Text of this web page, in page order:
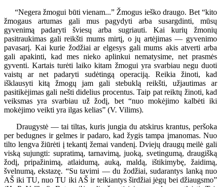
“Negera žmogui būti vienam...” Žmogus ieško draugo. Bet “kito
žmogaus artumas gali mus pagydyti arba susargdinti, mūsų
gyvenimą padaryti šviesų arba sugriauti. Kai kurių žmonių
pasitraukimas gali reikšti mums mirtį, o jų artėjimas — gyvenimo
pavasarį. Kai kurie žodžiai ar elgesys gali mums akis atverti arba
gali apakinti, kad mes nieko aplinkui nematysime, net prasmės
gyventi. Kartais turėti laiko kitam žmogui yra svarbiau negu duoti
vaistų ar net padaryti sudėtingą operaciją. Reikia žinoti, kad
išklausyti kitą žmogų jam gali stebuklą reikšti, užjautimas ar
pasitikėjimas gali nešti didelius procentus. Taip pat reiktų žinoti, kad
veiksmas yra svarbiau už žodį, bet “nuo mokėjimo kalbėti iki
mokėjimo veikti yra ilgas kelias” (V. Vilims).
Draugystė — tai tiltas, kuris jungia du atskirus krantus, peršoka
per bedugnes ir gelmes ir padaro, kad žygis tampa įmanomas. Nuo
tilto lengva žiūrėti į tekantį žemai vandenį. Dviejų draugų meilė gali
viską sujungti: supratimą, tarnavimą, juoką, svetingumą, draugišką
žodį, pripažinimą, atlaidumą, auką, maldą, ištikimybę, žaidimą,
švelnumą, ekstazę. “Su tavimi — du žodžiai, sudarantys lanką nuo
AŠ iki TU, nuo TU iki AŠ ir teikiantys širdžiai jėgų bei džiaugsmo”